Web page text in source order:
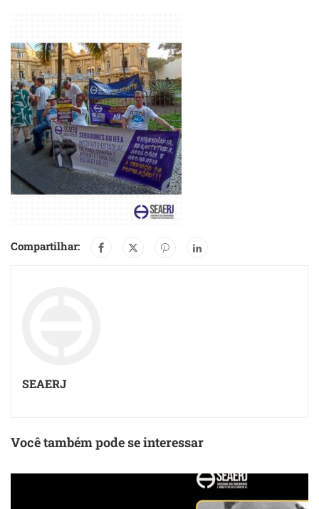
Compartilhar:
SEAERJ
Você também pode se interessar